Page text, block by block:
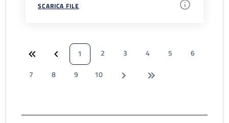
SCARICA FILE
1 2 3 4 5
6
7
8 9 10